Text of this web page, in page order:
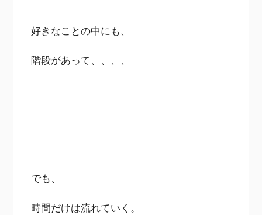
好きなことの中にも、
階段があって、、、、
でも、
時間だけは流れていく。